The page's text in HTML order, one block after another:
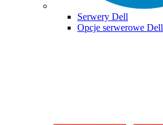
Serwery Dell
Opcje serwerowe Dell